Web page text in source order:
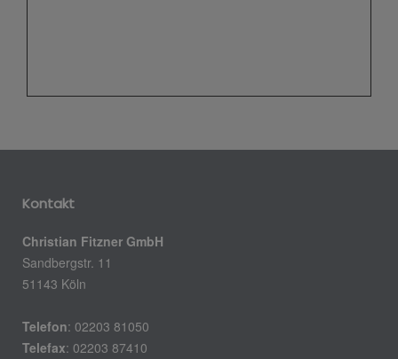
Kontakt
Christian Fitzner GmbH
Sandbergstr. 11
51143 Köln
Telefon: 02203 81050
Telefax: 02203 87410